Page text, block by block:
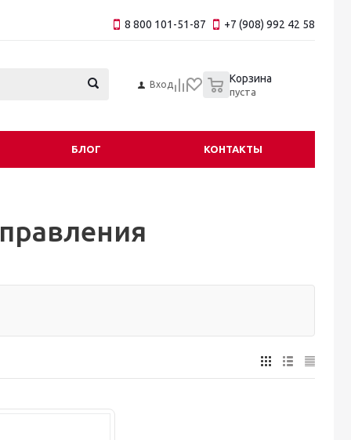
8 800 101-51-87 +7 (908) 992 42 58
Вход Корзина
пуста
БЛОГ КОНТАКТЫ